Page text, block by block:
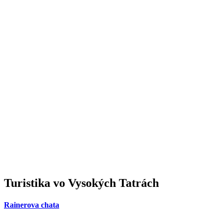
Turistika vo Vysokých Tatrách
Rainerova chata